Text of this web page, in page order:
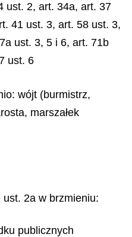
ust. 2, art. 34a, art. 37
41 ust. 3, art. 58 ust. 3,
ust. 3, 5 i 6, art. 71b
ust. 6
wójt (burmistrz,
marszałek
2a w brzmieniu:
publicznych